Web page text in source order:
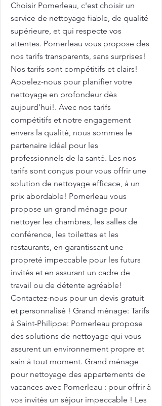
Choisir Pomerleau, c'est choisir un
service de nettoyage fiable, de qualité
supérieure, et qui respecte vos
attentes. Pomerleau vous propose des
nos tarifs transparents, sans surprises!
Nos tarifs sont compétitifs et clairs!
Appelez-nous pour planifier votre
nettoyage en profondeur dès
aujourd'hui!. Avec nos tarifs
compétitifs et notre engagement
envers la qualité, nous sommes le
partenaire idéal pour les
professionnels de la santé. Les nos
tarifs sont conçus pour vous offrir une
solution de nettoyage efficace, à un
prix abordable! Pomerleau vous
propose un grand ménage pour
nettoyer les chambres, les salles de
conférence, les toilettes et les
restaurants, en garantissant une
propreté impeccable pour les futurs
invités et en assurant un cadre de
travail ou de détente agréable!
Contactez-nous pour un devis gratuit
et personnalisé ! Grand ménage: Tarifs
à Saint-Philippe: Pomerleau propose
des solutions de nettoyage qui vous
assurent un environnement propre et
sain à tout moment. Grand ménage
pour nettoyage des appartements de
vacances avec Pomerleau : pour offrir à
vos invités un séjour impeccable ! Les